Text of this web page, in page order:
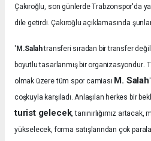
Çakıroğlu, son günlerde Trabzonspor'da
dile getirdi. Çakıroğlu açıklamasında
' M.Salahtransferi sıradan bir transfer
boyutlu tasarlanmış bir organizasyondur.
olmak üzere tüm spor camiası M. Salah
coşkuyla karşıladı.Anlaşılan herkes bir
turist gelecek, tanınırlığımız
yükselecek, forma satışlarından çok